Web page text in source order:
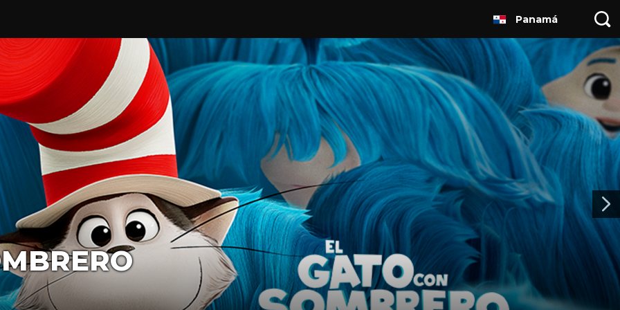
Panamá